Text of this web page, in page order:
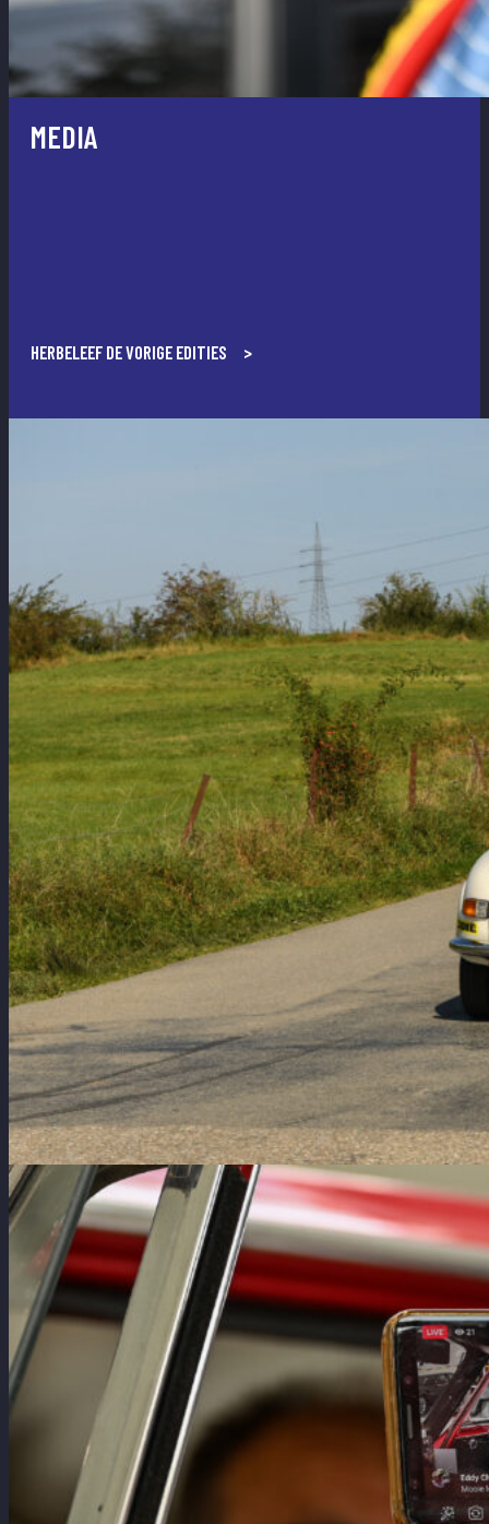
MEDIA
HERBELEEF DE VORIGE EDITIES >